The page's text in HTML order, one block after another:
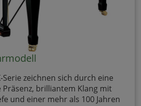
Serie zeichnen sich durch eine
brilliantem Klang mit
und einer mehr als 100 Jahren